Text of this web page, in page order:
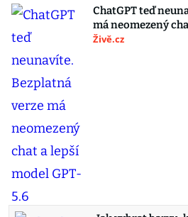
ChatGPT teď
má neomezený
Živě.cz